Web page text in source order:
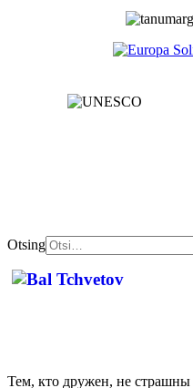
Otsing
Тем, кто дружен, не страшны